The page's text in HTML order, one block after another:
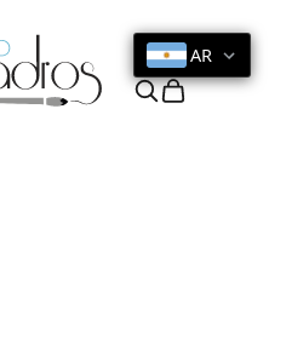
AR
Buscar
Cesta